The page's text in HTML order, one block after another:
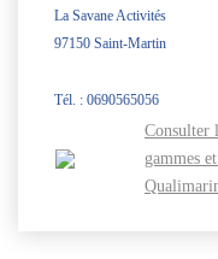
La Savane Activités
97150 Saint-Martin
Tél. : 0690565056
Consulter
gammes